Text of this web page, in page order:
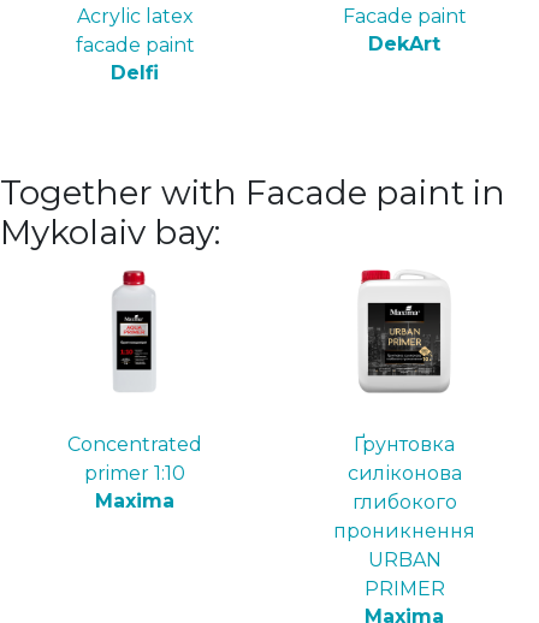
Acrylic latex
facade paint
Delfi
Facade paint
DekArt
Together with Facade paint in
Mykolaiv bay:
Concentrated
primer 1:10
Maxima
Ґрунтовка
силіконова
глибокого
проникнення
URBAN
PRIMER
Maxima